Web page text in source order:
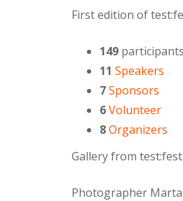
First edition of
149 participants
11 Speakers
7Sponsors
6Volunteer
8Organizers
Gallery from
Photographer